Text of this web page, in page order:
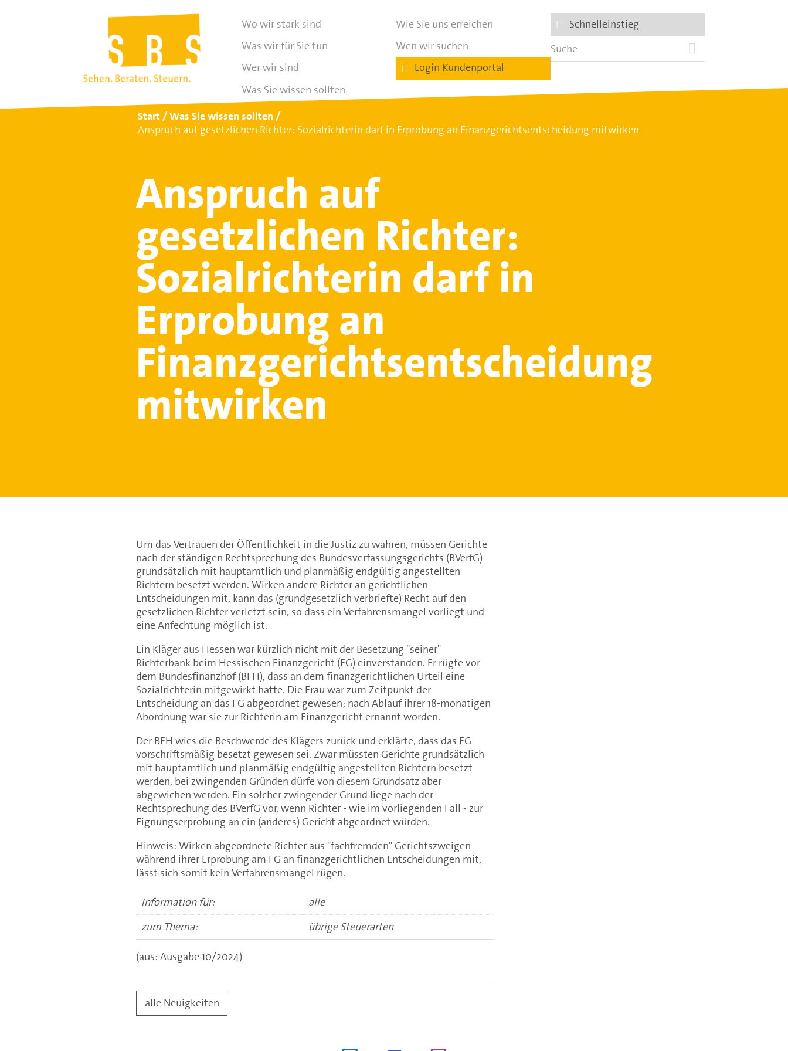
Wo wir stark sind
Was wir für Sie tun
Wer wir sind
Was Sie wissen sollten
Wie Sie uns erreichen
Wen wir suchen
Login Kundenportal
Schnelleinstieg
Start
Was Sie wissen sollten
Anspruch auf gesetzlichen Richter: Sozialrichterin darf in Erprobung an Finanzgerichtsentscheidung mitwirken
Anspruch auf
gesetzlichen Richter:
Sozialrichterin darf in
Erprobung an
Finanzgerichtsentscheidung
mitwirken
Um das Vertrauen der Öffentlichkeit in die Justiz zu wahren, müssen Gerichte
nach der ständigen Rechtsprechung des Bundesverfassungsgerichts (BVerfG)
grundsätzlich mit hauptamtlich und planmäßig endgültig angestellten
Richtern besetzt werden. Wirken andere Richter an gerichtlichen
Entscheidungen mit, kann das (grundgesetzlich verbriefte) Recht auf den
gesetzlichen Richter verletzt sein, so dass ein Verfahrensmangel vorliegt und
eine Anfechtung möglich ist.
Ein Kläger aus Hessen war kürzlich nicht mit der Besetzung "seiner"
Richterbank beim Hessischen Finanzgericht (FG) einverstanden. Er rügte vor
dem Bundesfinanzhof (BFH), dass an dem finanzgerichtlichen Urteil eine
Sozialrichterin mitgewirkt hatte. Die Frau war zum Zeitpunkt der
Entscheidung an das FG abgeordnet gewesen; nach Ablauf ihrer 18-monatigen
Abordnung war sie zur Richterin am Finanzgericht ernannt worden.
Der BFH wies die Beschwerde des Klägers zurück und erklärte, dass das FG
vorschriftsmäßig besetzt gewesen sei. Zwar müssten Gerichte grundsätzlich
mit hauptamtlich und planmäßig endgültig angestellten Richtern besetzt
werden, bei zwingenden Gründen dürfe von diesem Grundsatz aber
abgewichen werden. Ein solcher zwingender Grund liege nach der
Rechtsprechung des BVerfG vor, wenn Richter - wie im vorliegenden Fall - zur
Eignungserprobung an ein (anderes) Gericht abgeordnet würden.
Hinweis: Wirken abgeordnete Richter aus "fachfremden" Gerichtszweigen
während ihrer Erprobung am FG an finanzgerichtlichen Entscheidungen mit,
lässt sich somit kein Verfahrensmangel rügen.
Information für:
alle
zum Thema:
übrige Steuerarten
(aus: Ausgabe 10/2024)
alle Neuigkeiten